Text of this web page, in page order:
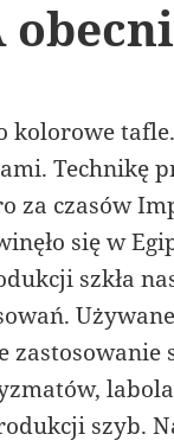
Technikę
za czasów
się w
szkła
szyb.